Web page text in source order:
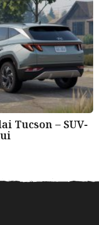
Tucson – SUV-